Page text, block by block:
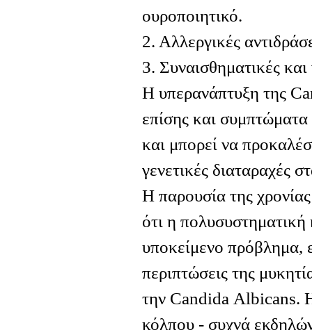
ουροποιητικό.
2. Αλλεργικές
3. Συναισθηματικές και
Η υπερανάπτυξη της
επίσης και συμπτώματα
και μπορεί να
γενετικές διαταραχές
Η παρουσία της
ότι η πολυσυστηματική
υποκείμενο πρόβλημα,
περιπτώσεις της
την Candida Αlbicans.
κόλπου - συχνά